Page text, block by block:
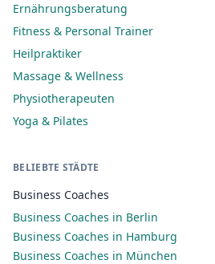
Ernährungsberatung
Fitness & Personal Trainer
Heilpraktiker
Massage & Wellness
Physiotherapeuten
Yoga & Pilates
BELIEBTE STÄDTE
Business Coaches
Business Coaches in Berlin
Business Coaches in Hamburg
Business Coaches in München